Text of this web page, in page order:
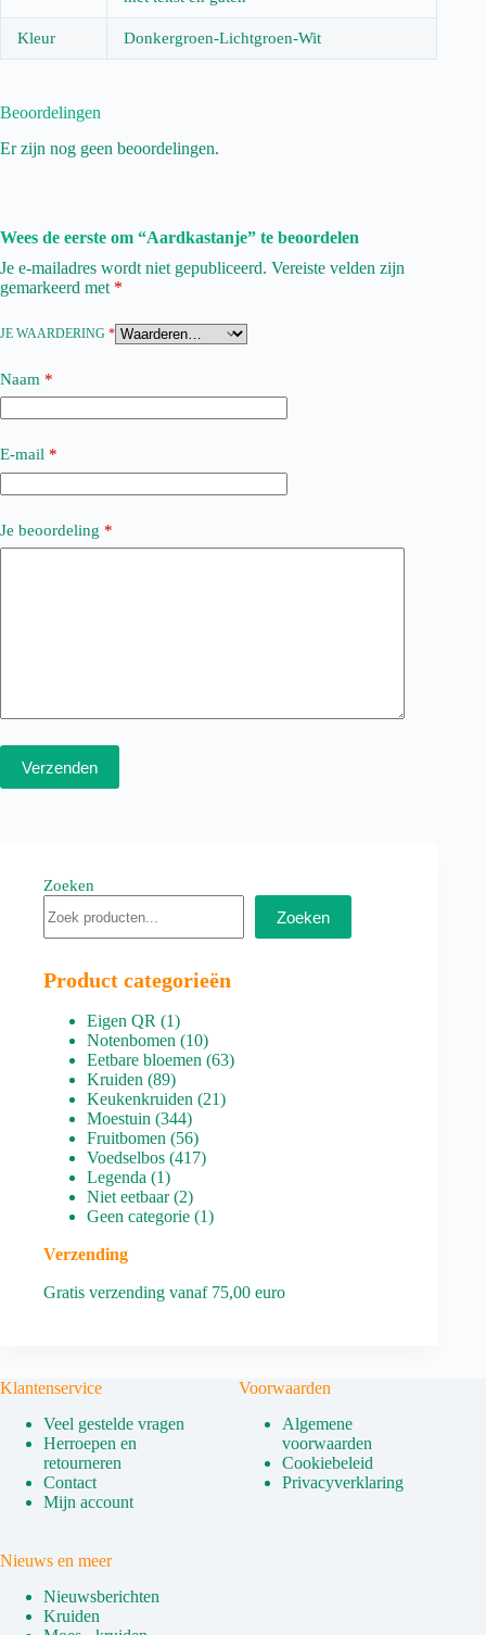
Kleur Donkergroen-Lichtgroen-Wit
Beoordelingen
Er zijn nog geen beoordelingen.
Wees de eerste om “Aardkastanje” te beoordelen
Je e-mailadres wordt niet gepubliceerd. Vereiste velden zijn
gemarkeerd met *
JE WAARDERING *
Naam *
E-mail *
Je beoordeling *
Verzenden
Zoeken
Zoeken
Product categorieën
Eigen QR 11
product
Notenbomen 1010
producten
Eetbare bloemen 6363
Kruiden 8989
producten
Keukenkruiden 2121
Moestuin 344344
producten
Fruitbomen 5656
producten
Voedselbos 417417
Legenda 11
product
Niet eetbaar 22
producten
Geen categorie 11
Verzending
Gratis verzending vanaf 75,00 euro
Klantenservice
Veel gestelde vragen
Herroepen en
retourneren
Contact
Mijn account
Voorwaarden
Algemene
voorwaarden
Cookiebeleid
Privacyverklaring
Nieuws en meer
Nieuwsberichten
Kruiden